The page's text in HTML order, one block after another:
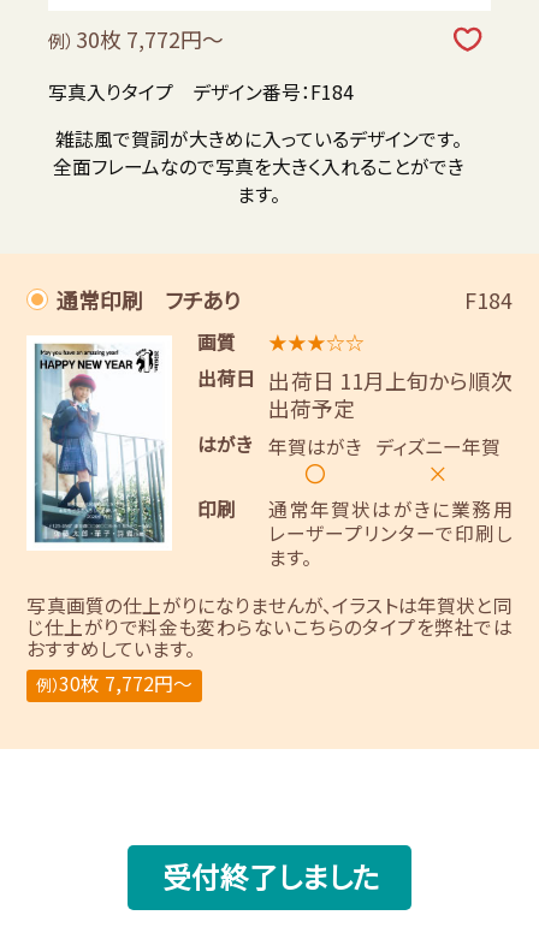
例） 30枚 7,772円～
写真入りタイプ デザイン番号：F184
雑誌風で賀詞が大きめに入っているデザインです。
全面フレームなので写真を大きく入れることができ
ます。
通常印刷 フチあり F184
画質
★★★☆☆
出荷日
出荷日 11月上旬から順次
出荷予定
はがき 年賀はがき
〇
ディズニー年賀
×
印刷
通常年賀状はがきに業務用
レーザープリンターで印刷し
ます。
写真画質の仕上がりになりませんが、イラストは年賀状と同
じ仕上がりで料金も変わらないこちらのタイプを弊社では
おすすめしています。
例）30枚 7,772円～
受付終了しました